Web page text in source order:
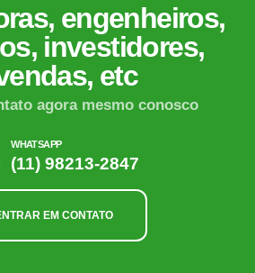
engenheiros,
investidores,
etc
agora mesmo conosco
WHATSAPP
(11) 98213-2847
EM CONTATO